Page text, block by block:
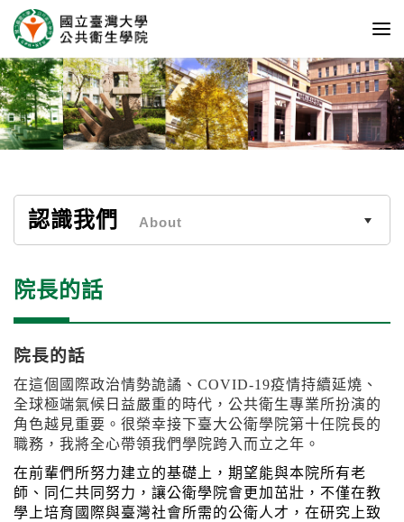
認識我們 About
院長的話
院長的話
在這個國際政治情勢詭譎、 COVID-19疫情持續延燒、
全球極端氣候日益嚴重的時代，公共衛生專業所扮演的
角色越見重要。很榮幸接下臺大公衛學院第十任院長的
職務，我將全心帶領我們學院跨入而立之年。
在前輩們所努力建立的基礎上，期望能與本院所有老
師、同仁共同努力，讓公衛學院會更加茁壯，不僅在教
學上培育國際與臺灣社會所需的公衛人才，在研究上致